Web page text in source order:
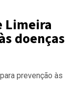
Limeira
doenças